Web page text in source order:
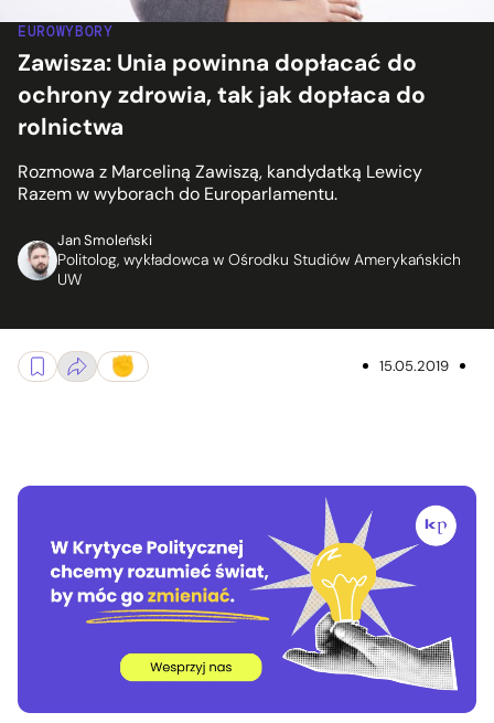
EUROWYBORY
Zawisza: Unia powinna dopłacać do
ochrony zdrowia, tak jak dopłaca do
rolnictwa
Rozmowa z Marceliną Zawiszą, kandydatką Lewicy
Razem w wyborach do Europarlamentu.
Jan Smoleński
Politolog, wykładowca w Ośrodku Studiów Amerykańskich
UW
15.05.2019